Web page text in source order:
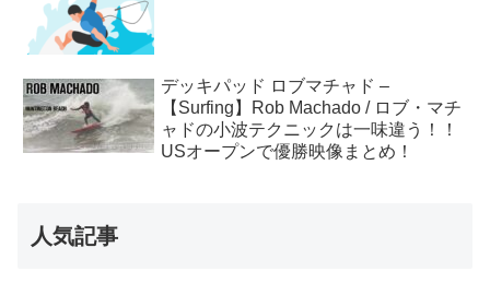
デッキパッド ロブマチャド –
【Surfing】Rob Machado / ロブ・マチ
ャドの小波テクニックは一味違う！！
USオープンで優勝映像まとめ！
人気記事